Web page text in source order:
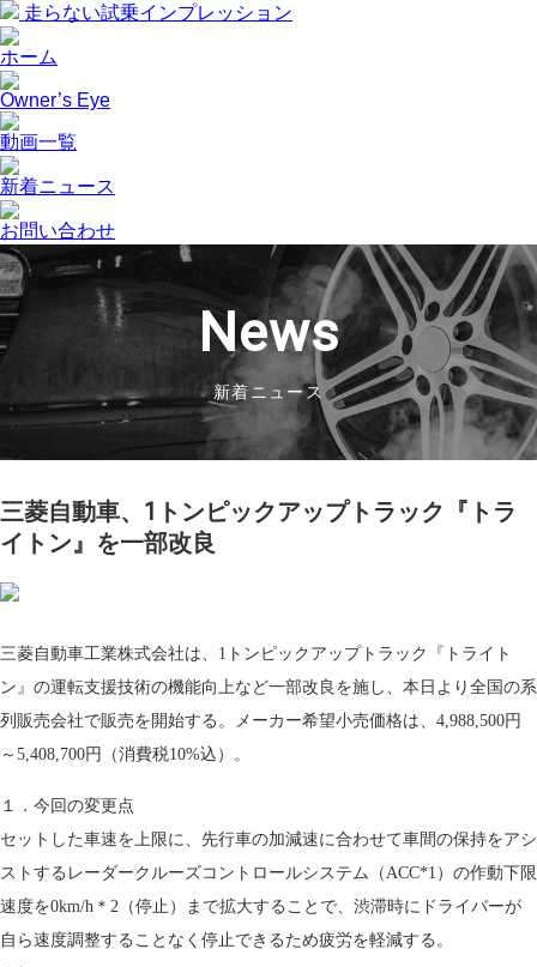
走らない試乗インプレッション
ホーム
Owner’s Eye
動画一覧
新着ニュース
お問い合わせ
News
新着ニュース
三菱自動車、1トンピックアップトラック『トラ
イトン』を一部改良
三菱自動車工業株式会社は、1トンピックアップトラック『トライト
ン』の運転支援技術の機能向上など一部改良を施し、本日より全国の系
列販売会社で販売を開始する。メーカー希望小売価格は、4,988,500円
～5,408,700円（消費税10%込）。
１．今回の変更点
セットした車速を上限に、先行車の加減速に合わせて車間の保持をアシ
ストするレーダークルーズコントロールシステム（ACC*1）の作動下限
速度を0km/h＊2（停止）まで拡大することで、渋滞時にドライバーが
自ら速度調整することなく停止できるため疲労を軽減する。